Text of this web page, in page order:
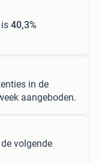
40,3%
in de
aangeboden.
de volgende